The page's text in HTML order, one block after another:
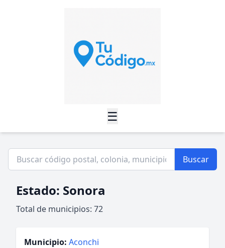
☰
Buscar
Estado: Sonora
Total de municipios: 72
Municipio: Aconchi